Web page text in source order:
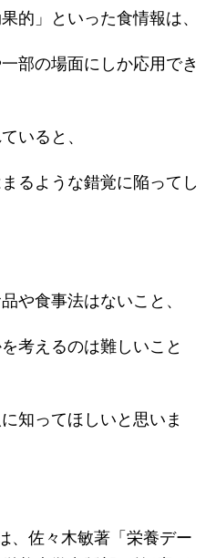
的」といった食情報は、
部の場面にしか応用でき
いると、
るような錯覚に陥ってし
や食事法はないこと、
考えるのは難しいこと
知ってほしいと思いま
、佐々木敏著「栄養デー